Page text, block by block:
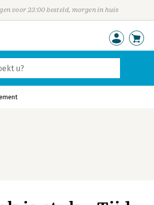
voor 23:00 besteld, morgen in huis